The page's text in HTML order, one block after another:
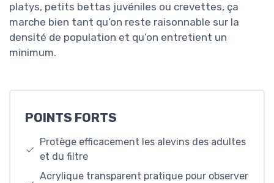
platys, petits bettas juvéniles ou crevettes, ça
marche bien tant qu’on reste raisonnable sur la
densité de population et qu’on entretient un
minimum.
POINTS FORTS
Protège efficacement les alevins des adultes
et du filtre
Acrylique transparent pratique pour observer